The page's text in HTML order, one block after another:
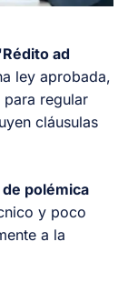
ad
ley aprobada,
regular
cláusulas
de polémica
y poco
a la